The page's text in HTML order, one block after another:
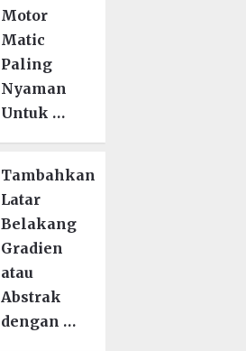
Motor
Matic
Paling
Nyaman
Untuk …
Tambahkan
Latar
Belakang
Gradien
atau
Abstrak
dengan …